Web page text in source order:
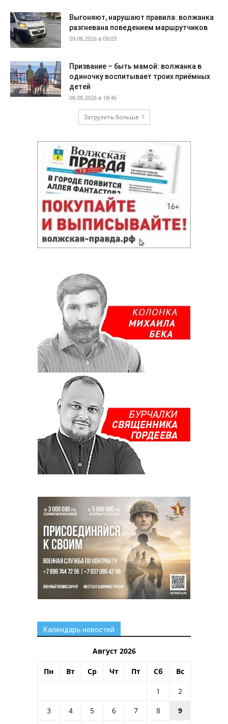
Выгоняют, нарушают правила: волжанка
разгневана поведением маршрутчиков
09.08.2026 в 09:03
Призвание – быть мамой: волжанка в
одиночку воспитывает троих приёмных
детей
08.08.2026 в 18:46
Загрузить больше
Календарь новостей
Август 2026
Пн Вт Ср Чт Пт Сб Вс
1
2
3
4 5 6 7 8
9